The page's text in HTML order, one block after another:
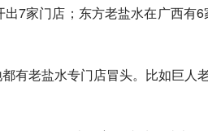
7家门店；东方老盐水在广西有
有老盐水专门店冒头。比如巨人